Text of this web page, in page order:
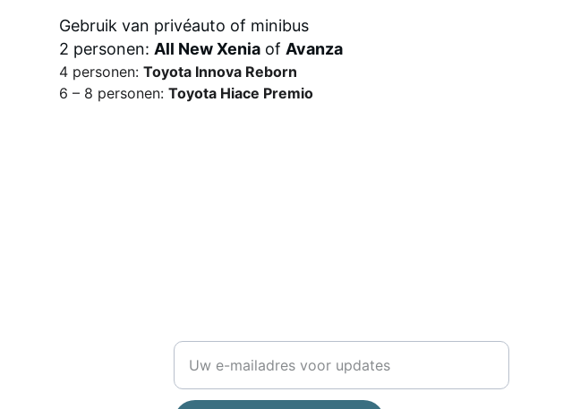
Gebruik van privéauto of minibus
2 personen: All New Xenia of Avanza
4 personen: Toyota Innova Reborn
6 – 8 personen: Toyota Hiace Premio